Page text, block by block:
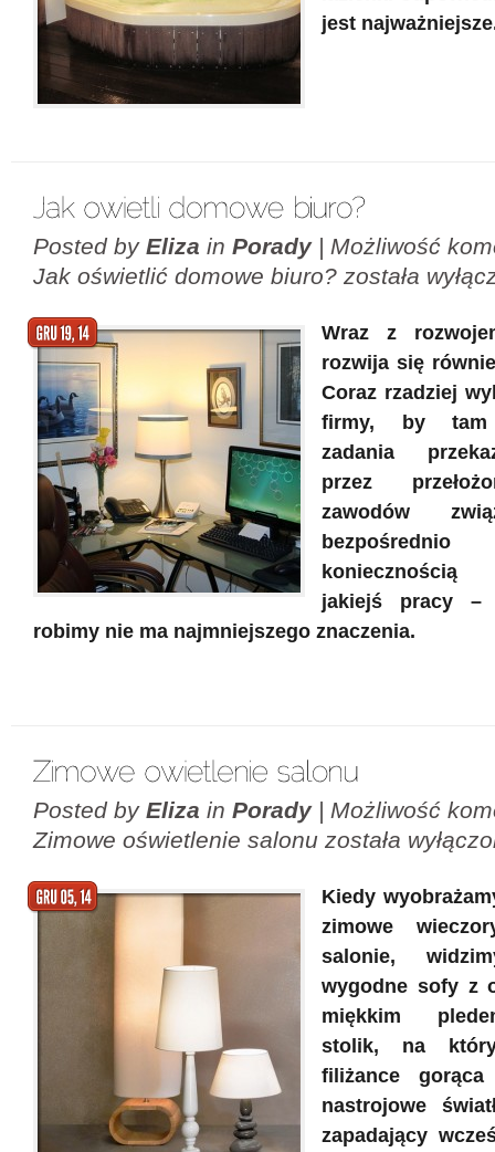
jest
Posted by Eliza in Porady| Możliwość
Jak oświetlić domowe biuro? została
Wraz z
rozwija się
Coraz rzadziej
firmy, by tam
zadania
przez
zawodów
koniecznością
jakiejś pracy
robimy nie ma najmniejszego znaczenia.
Posted by Eliza in Porady| Możliwość
Zimowe oświetlenie salonu została
Kiedy
zimowe
salonie,
wygodne sofy z
miękkim
stolik, na
filiżance
nastrojowe
zapadający